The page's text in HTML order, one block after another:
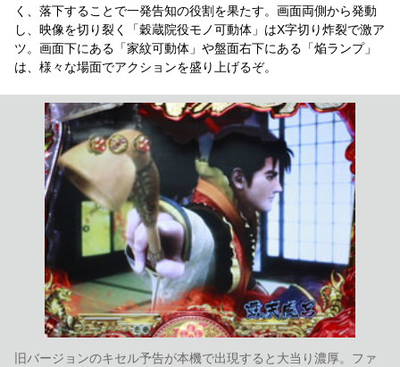
く、落下することで一発告知の役割を果たす。画面両側から発動
し、映像を切り裂く「穀蔵院役モノ可動体」はX字切り炸裂で激ア
ツ。画面下にある「家紋可動体」や盤面右下にある「焔ランプ」
は、様々な場面でアクションを盛り上げるぞ。
旧バージョンのキセル予告が本機で出現すると大当り濃厚。ファ